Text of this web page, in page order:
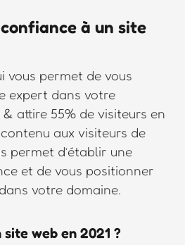
à un site
vous permet de vous
expert dans votre
attire 55% de visiteurs en
aux visiteurs de
permet d’établir une
et de vous positionner
votre domaine.
web en 2021 ?